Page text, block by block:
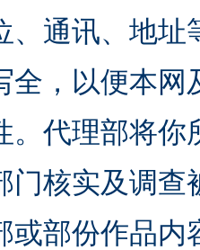
、通讯、地
全，以便本
。代理部将
门核实及调
或部份作品